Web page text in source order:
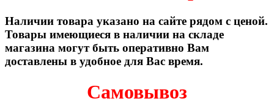
Наличии товара указано на сайте рядом с ценой.
Товары имеющиеся в наличии на складе
магазина могут быть оперативно Вам
доставлены в удобное для Вас время.
Самовывоз